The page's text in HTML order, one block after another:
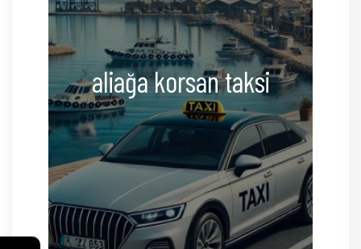
aliağa korsan taksi